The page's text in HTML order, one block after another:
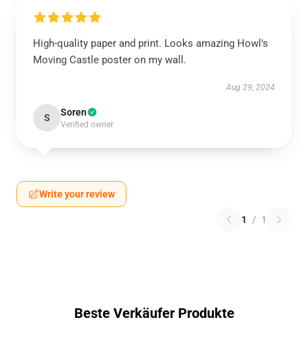
High-quality paper and print. Looks amazing Howl's
Moving Castle poster on my wall.
Aug 29, 2024
S Soren
Verified owner
Write your review
1 / 1
Beste Verkäufer Produkte